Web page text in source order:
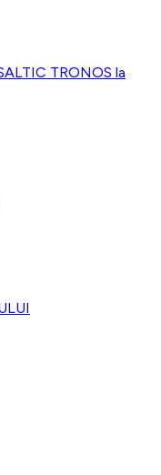
TRONOS la